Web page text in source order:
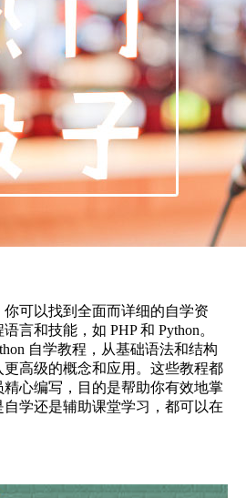
可以找到全面而详细的自学资
言和技能，如 PHP 和 Python。
自学教程，从基础语法和结构
高级的概念和应用。这些教程都
心编写，目的是帮助你有效地掌
学还是辅助课堂学习，都可以在